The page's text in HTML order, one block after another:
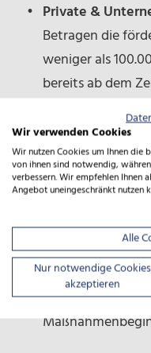
Private &
Betragen die
weniger als
bereits ab dem
bei der NBank
Kommunen:
Liegen die
ein Projektstart
Alle übrigen
Ein Beginn ist
Förderbescheids
Genehmigung
Wir verwenden Cookies
Wir nutzen Cookies um Ihnen die
von ihnen sind notwendig,
verbessern. Wir empfehlen Ihnen
Angebot uneingeschränkt nutzen
Alle
Nur notwendige Cookies
akzeptieren